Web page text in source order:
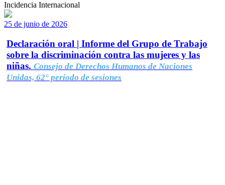
Incidencia Internacional
25 de junio de 2026
Declaración oral | Informe del Grupo de Trabajo
sobre la discriminación contra las mujeres y las
niñas. Consejo de Derechos Humanos de Naciones
Unidas, 62° período de sesiones